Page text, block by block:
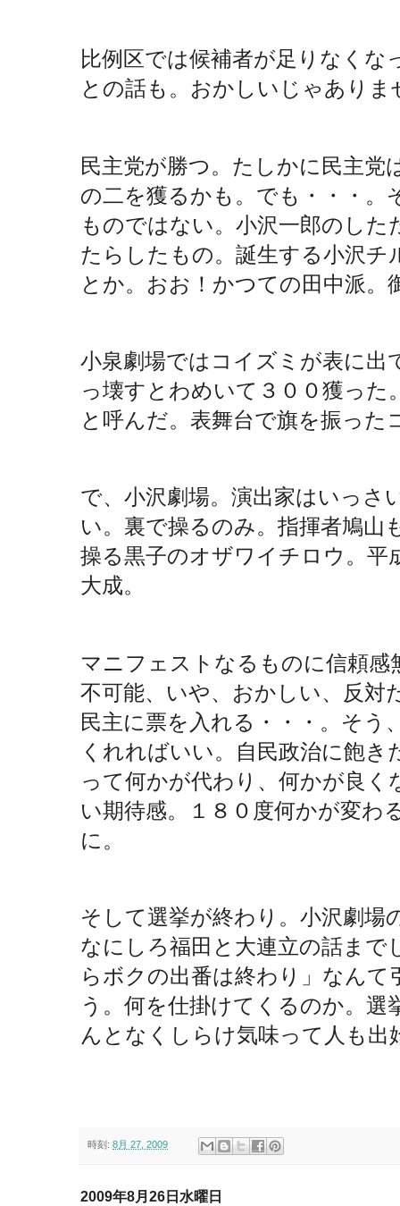
比例区では候補者が足りなくな
との話も。おかしいじゃあり
民主党が勝つ。たしかに民主党
の二を獲るかも。でも・・・。
ものではない。小沢一郎のした
たらしたもの。誕生する小沢チ
とか。おお！かつての田中派。
小泉劇場ではコイズミが表に出
っ壊すとわめいて３００獲った
と呼んだ。表舞台で旗を振った
で、小沢劇場。演出家はいっさ
い。裏で操るのみ。指揮者鳩山
操る黒子のオザワイチロウ。平
大成。
マニフェストなるものに信頼感
不可能、いや、おかしい、反対
民主に票を入れる・・・。そう
くれればいい。自民政治に飽
って何かが代わり、何かが良
い期待感。１８０度何かが変わ
に。
そして選挙が終わり。小沢劇場
なにしろ福田と大連立の話まで
らボクの出番は終わり」なん
う。何を仕掛けてくるのか。選
んとなくしらけ気味って人も出
時刻: 8月 27, 2009
2009年8月26日水曜日